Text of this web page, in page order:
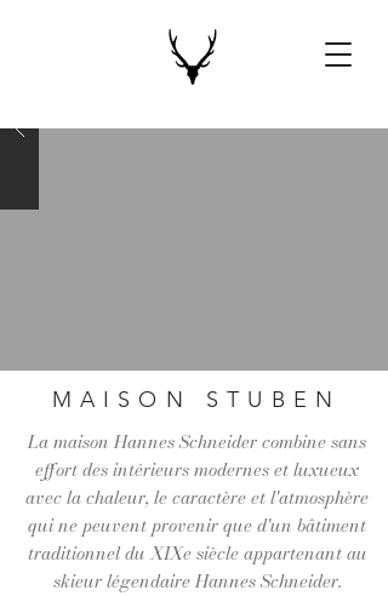
MAISON STUBEN
La maison Hannes Schneider combine sans
effort des intérieurs modernes et luxueux
avec la chaleur, le caractère et l'atmosphère
qui ne peuvent provenir que d'un bâtiment
traditionnel du XIXe siècle appartenant au
skieur légendaire Hannes Schneider.